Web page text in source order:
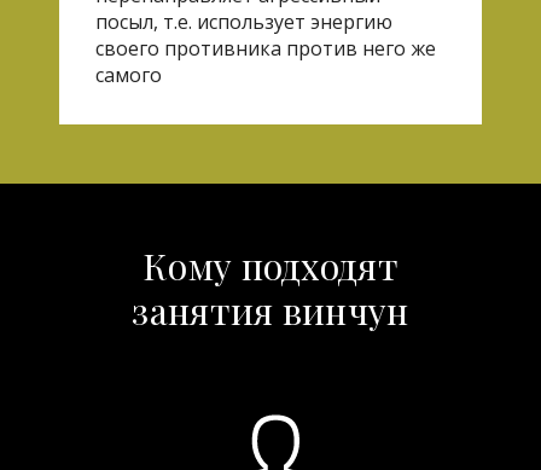
посыл, т.е. использует энергию
своего противника против него же
самого
Кому подходят
занятия винчун